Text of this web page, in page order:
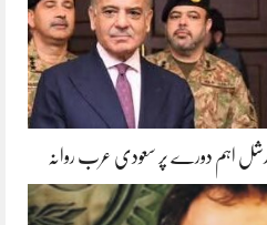
مارشل اہم دورے پر سعودی عرب روانہ